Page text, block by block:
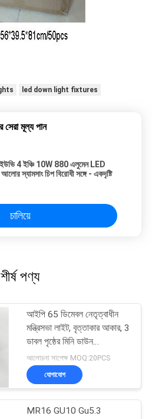
led down light fixtures
সেরা মূল্য পান
4 ইঞ্চি 10W 880 এলুমেন LED
আলোর স্যামসাং চিপ বিরোধী সঙ্গে - একদৃষ্টি
চালিয়ে
শীর্ষ পণ্য
আইপি 65 ডিমেবল নেতৃত্বাধীন
মন্ত্রিসভা লাইট, বৃত্তাকার আকার, 3
ডাবল পৃষ্ঠের মিনি ডাউন
ডাউনলাইটগুলি মাউন্ট করা হয়েছে
আলোচনা সাপেক্ষ MOQ:20PCS
যোগাযোগ
MR16 GU10 Gu5.3